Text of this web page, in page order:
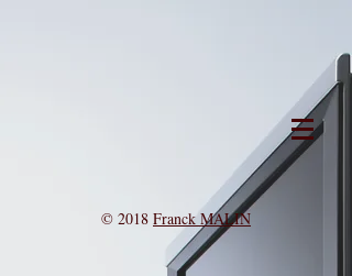
© 2018 Franck MALIN